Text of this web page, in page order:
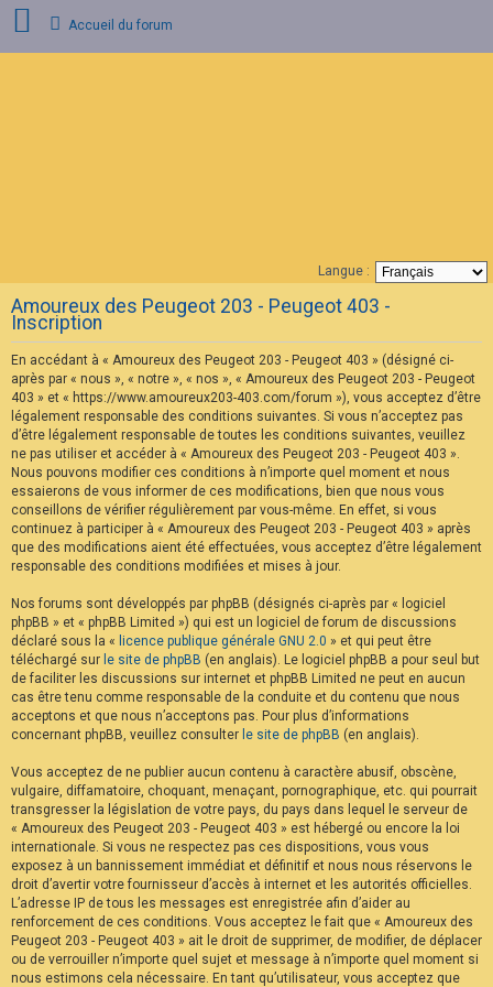
A
Q
Accueil du forum
Langue :
Amoureux des Peugeot 203 - Peugeot 403 -
Inscription
En accédant à « Amoureux des Peugeot 203 - Peugeot 403 » (désigné ci-
après par « nous », « notre », « nos », « Amoureux des Peugeot 203 - Peugeot
403 » et « https://www.amoureux203-403.com/forum »), vous acceptez d’être
légalement responsable des conditions suivantes. Si vous n’acceptez pas
d’être légalement responsable de toutes les conditions suivantes, veuillez
ne pas utiliser et accéder à « Amoureux des Peugeot 203 - Peugeot 403 ».
Nous pouvons modifier ces conditions à n’importe quel moment et nous
essaierons de vous informer de ces modifications, bien que nous vous
conseillons de vérifier régulièrement par vous-même. En effet, si vous
continuez à participer à « Amoureux des Peugeot 203 - Peugeot 403 » après
que des modifications aient été effectuées, vous acceptez d’être légalement
responsable des conditions modifiées et mises à jour.
Nos forums sont développés par phpBB (désignés ci-après par « logiciel
phpBB » et « phpBB Limited ») qui est un logiciel de forum de discussions
déclaré sous la « licence publique générale GNU 2.0 » et qui peut être
téléchargé sur le site de phpBB (en anglais). Le logiciel phpBB a pour seul but
de faciliter les discussions sur internet et phpBB Limited ne peut en aucun
cas être tenu comme responsable de la conduite et du contenu que nous
acceptons et que nous n’acceptons pas. Pour plus d’informations
concernant phpBB, veuillez consulter le site de phpBB (en anglais).
Vous acceptez de ne publier aucun contenu à caractère abusif, obscène,
vulgaire, diffamatoire, choquant, menaçant, pornographique, etc. qui pourrait
transgresser la législation de votre pays, du pays dans lequel le serveur de
« Amoureux des Peugeot 203 - Peugeot 403 » est hébergé ou encore la loi
internationale. Si vous ne respectez pas ces dispositions, vous vous
exposez à un bannissement immédiat et définitif et nous nous réservons le
droit d’avertir votre fournisseur d’accès à internet et les autorités officielles.
L’adresse IP de tous les messages est enregistrée afin d’aider au
renforcement de ces conditions. Vous acceptez le fait que « Amoureux des
Peugeot 203 - Peugeot 403 » ait le droit de supprimer, de modifier, de déplacer
ou de verrouiller n’importe quel sujet et message à n’importe quel moment si
nous estimons cela nécessaire. En tant qu’utilisateur, vous acceptez que